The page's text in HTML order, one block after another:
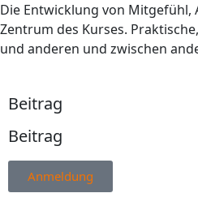
Die Entwicklung von
Zentrum des Kurses.
und anderen und zwischen
Beitrag
Beitrag
Anmeldung